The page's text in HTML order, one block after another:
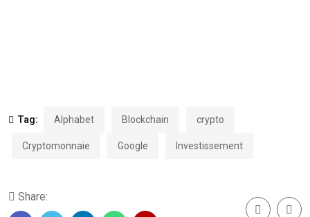
Tag: Alphabet Blockchain crypto
Cryptomonnaie Google Investissement
Share: